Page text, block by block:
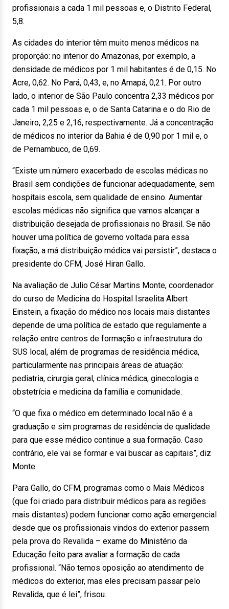
profissionais a cada 1 mil pessoas e, o Distrito Federal,
5,8.
As cidades do interior têm muito menos médicos na
proporção: no interior do Amazonas, por exemplo, a
densidade de médicos por 1 mil habitantes é de 0,15. No
Acre, 0,62. No Pará, 0,43, e, no Amapá, 0,21. Por outro
lado, o interior de São Paulo concentra 2,33 médicos por
cada 1 mil pessoas e, o de Santa Catarina e o do Rio de
Janeiro, 2,25 e 2,16, respectivamente. Já a concentração
de médicos no interior da Bahia é de 0,90 por 1 mil e, o
de Pernambuco, de 0,69.
“Existe um número exacerbado de escolas médicas no
Brasil sem condições de funcionar adequadamente, sem
hospitais escola, sem qualidade de ensino. Aumentar
escolas médicas não significa que vamos alcançar a
distribuição desejada de profissionais no Brasil. Se não
houver uma política de governo voltada para essa
fixação, a má distribuição médica vai persistir”, destaca o
presidente do CFM, José Hiran Gallo.
Na avaliação de Julio César Martins Monte, coordenador
do curso de Medicina do Hospital Israelita Albert
Einstein, a fixação do médico nos locais mais distantes
depende de uma política de estado que regulamente a
relação entre centros de formação e infraestrutura do
SUS local, além de programas de residência médica,
particularmente nas principais áreas de atuação:
pediatria, cirurgia geral, clínica médica, ginecologia e
obstetrícia e medicina da família e comunidade.
“O que fixa o médico em determinado local não é a
graduação e sim programas de residência de qualidade
para que esse médico continue a sua formação. Caso
contrário, ele vai se formar e vai buscar as capitais”, diz
Monte.
Para Gallo, do CFM, programas como o Mais Médicos
(que foi criado para distribuir médicos para as regiões
mais distantes) podem funcionar como ação emergencial
desde que os profissionais vindos do exterior passem
pela prova do Revalida – exame do Ministério da
Educação feito para avaliar a formação de cada
profissional. “Não temos oposição ao atendimento de
médicos do exterior, mas eles precisam passar pelo
Revalida, que é lei”, frisou.